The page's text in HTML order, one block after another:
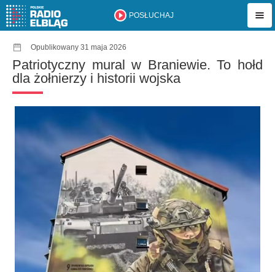
POSŁUCHAJ
Opublikowany 31 maja 2026
Patriotyczny mural w Braniewie. To hołd
dla żołnierzy i historii wojska